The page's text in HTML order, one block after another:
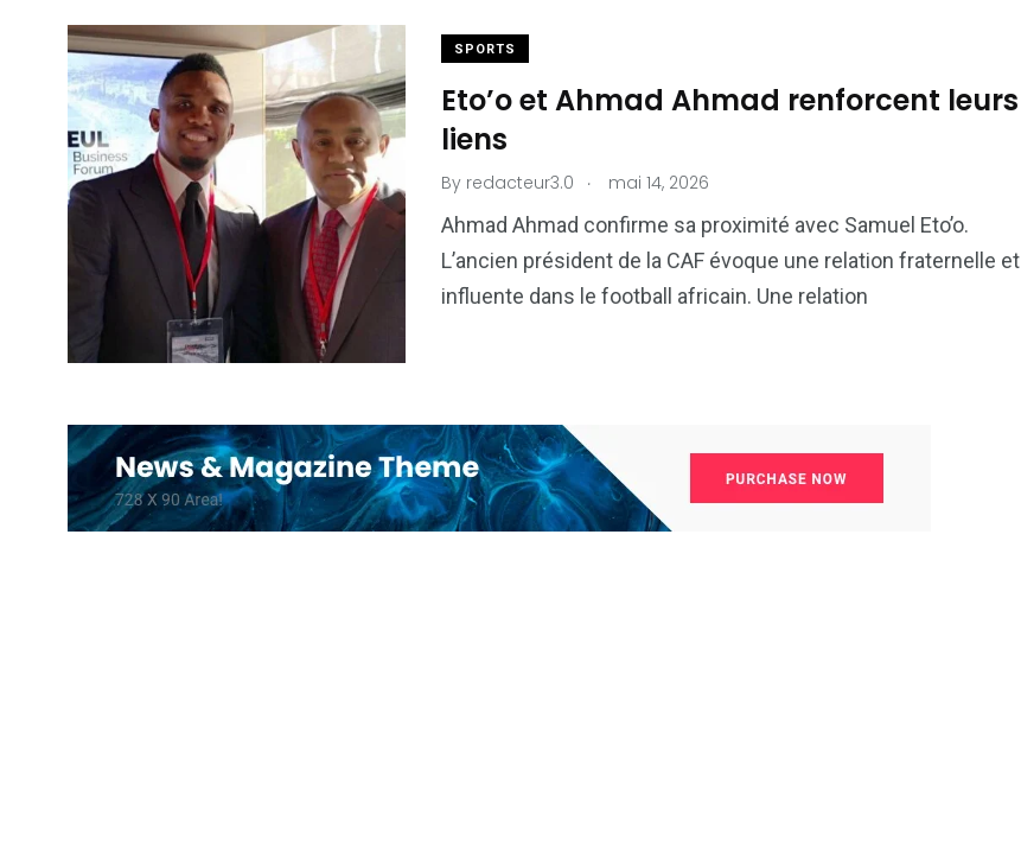
SPORTS
Eto’o et Ahmad Ahmad renforcent leurs
liens
By redacteur3.0 . mai 14, 2026
Ahmad Ahmad confirme sa proximité avec Samuel Eto’o.
L’ancien président de la CAF évoque une relation fraternelle et
influente dans le football africain. Une relation